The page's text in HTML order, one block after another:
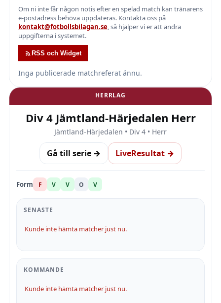
Om ni inte får någon notis efter en spelad match kan tränarens
e-postadress behöva uppdateras. Kontakta oss på
kontakt@fotbollsbilagan.se, så hjälper vi er att ändra
uppgifterna i systemet.
RSS och Widget
Inga publicerade matchreferat ännu.
HERRLAG
Div 4 Jämtland-Härjedalen Herr
Jämtland-Härjedalen • Div 4 • Herr
Gå till serie → LiveResultat →
Form F V V O V
SENASTE
Kunde inte hämta matcher just nu.
KOMMANDE
Kunde inte hämta matcher just nu.